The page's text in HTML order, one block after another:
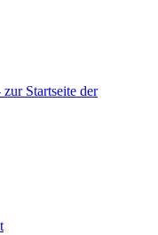
Startseite der